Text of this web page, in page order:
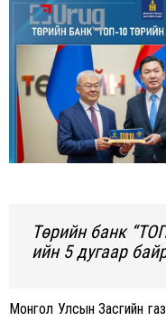
on
Facebook
on
Twitter
Төрийн банк
ийн 5 дугаар
Монгол Улсын Засгийн